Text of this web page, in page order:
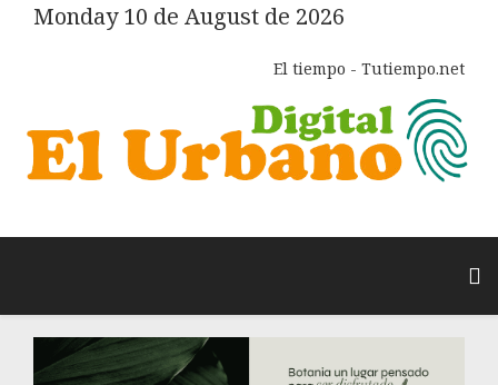
Monday 10 de August de 2026
El tiempo - Tutiempo.net